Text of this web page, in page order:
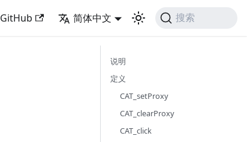
GitHub 简体中文 搜索
说明
定义
CAT_setProxy
CAT_clearProxy
CAT_click